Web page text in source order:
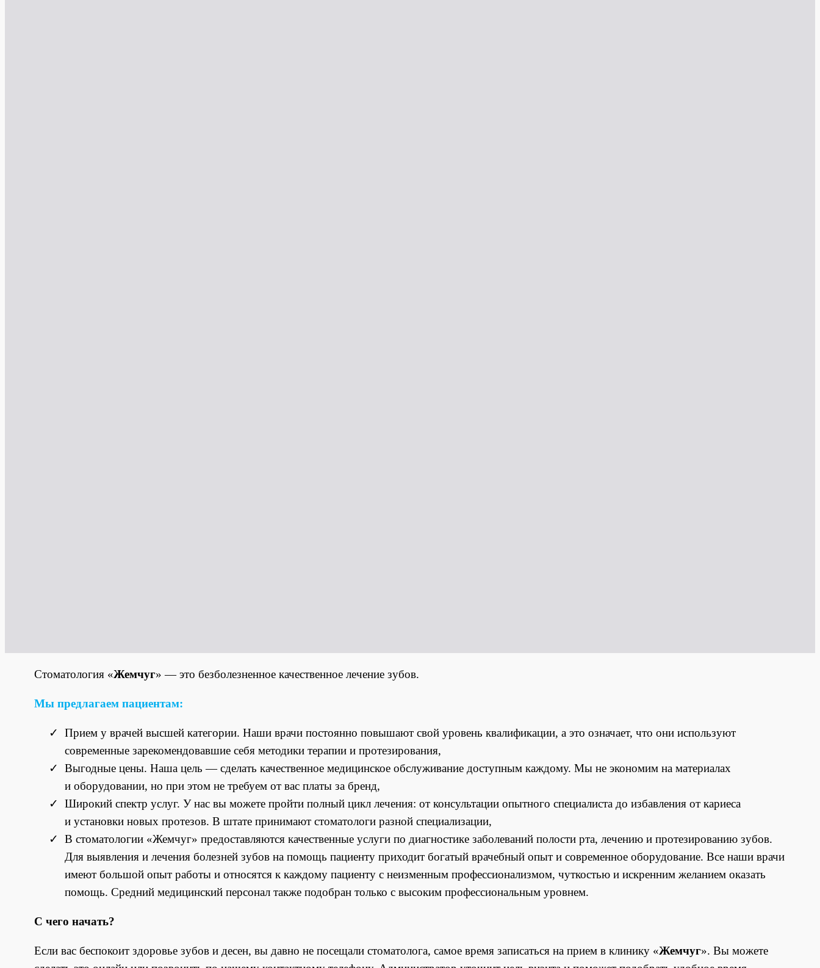
Стоматология «Жемчуг» — это безболезненное качественное лечение зубов.
Мы предлагаем пациентам:
Прием у врачей высшей категории. Наши врачи постоянно повышают свой уровень квалификации, а это означает, что они используют
современные зарекомендовавшие себя методики терапии и протезирования,
Выгодные цены. Наша цель — сделать качественное медицинское обслуживание доступным каждому. Мы не экономим на материалах
и оборудовании, но при этом не требуем от вас платы за бренд,
Широкий спектр услуг. У нас вы можете пройти полный цикл лечения: от консультации опытного специалиста до избавления от кариеса
и установки новых протезов. В штате принимают стоматологи разной специализации,
В стоматологии «Жемчуг» предоставляются качественные услуги по диагностике заболеваний полости рта, лечению и протезированию зубов.
Для выявления и лечения болезней зубов на помощь пациенту приходит богатый врачебный опыт и современное оборудование. Все наши врачи
имеют большой опыт работы и относятся к каждому пациенту с неизменным профессионализмом, чуткостью и искренним желанием оказать
помощь. Средний медицинский персонал также подобран только с высоким профессиональным уровнем.
С чего начать?
Если вас беспокоит здоровье зубов и десен, вы давно не посещали стоматолога, самое время записаться на прием в клинику «Жемчуг». Вы можете